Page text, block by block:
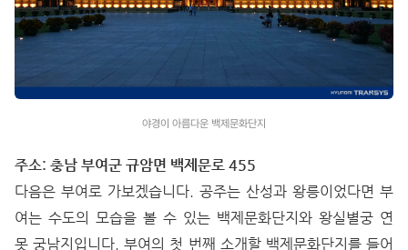
야경이 아름다운 백제문화단지
주소: 충남 부여군 규암면 백제문로 455
다음은 부여로 가보겠습니다. 공주는 산성과 왕릉이었다면 부
여는 수도의 모습을 볼 수 있는 백제문화단지와 왕실별궁 연
못 궁남지입니다. 부여의 첫 번째 소개할 백제문화단지를 들어